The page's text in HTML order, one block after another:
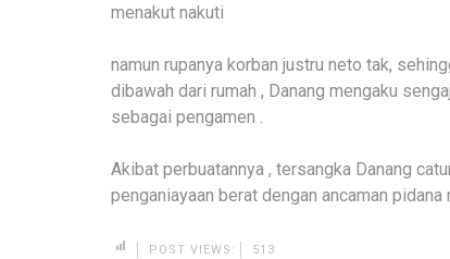
menakut nakuti
namun rupanya korban justru neto tak,
dibawah dari rumah , Danang mengaku
sebagai pengamen .
Akibat perbuatannya , tersangka Danang
penganiayaan berat dengan ancaman
POST VIEWS: 513